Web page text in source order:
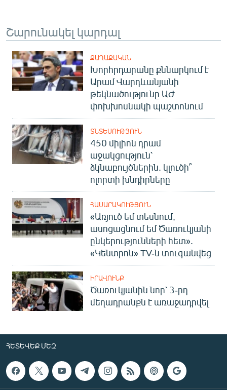
Շարունակել կարդալ
ՔԱՂԱՔԱԿԱՆ
Խորհրդարանը քննարկում է
Արամ Վարդևանյանի
թեկնածությունը ԱԺ
փոխխոսնակի պաշտոնում
ՏՆՏԵՍՈՒԹՅՈՒՆ
450 միլիոն դրամ
աջակցություն՝
ձկնաբույծներին. կլուծի՞
ոլորտի խնդիրները
ՀԱՍԱՐԱԿՈՒԹՅՈՒՆ
«Առյուծ եմ տեսնում,
ասոցացնում եմ Ծառուկյանի
ընկերությունների հետ».
«Կենտրոն» TV-ն տուգանվեց
ԻՐԱՎՈՒՆՔ
Ծառուկյանին նոր՝ 3-րդ
մեղադրանքն է առաջադրվել
ՀԵՏԵՎԵՔ ՄԵԶ